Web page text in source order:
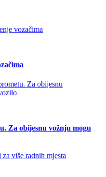
Za obijesnu vožnju mogu